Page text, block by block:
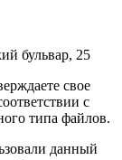
бульвар, 25
свое
с
типа файлов.
данный